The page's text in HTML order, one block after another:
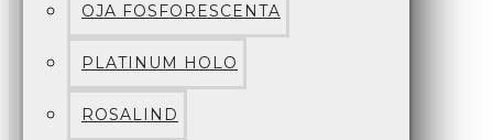
OJA FOSFORESCENTA
PLATINUM HOLO
ROSALIND